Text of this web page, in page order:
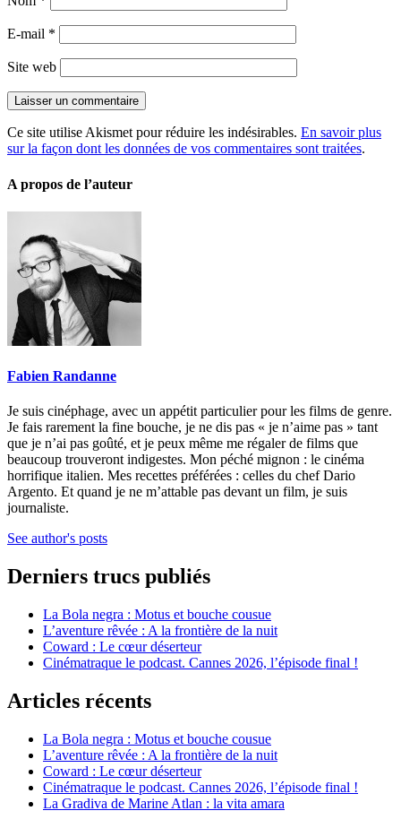
E-mail *
Site web
Ce site utilise Akismet pour réduire les indésirables. En savoir plus
sur la façon dont les données de vos commentaires sont traitées.
A propos de l’auteur
Fabien Randanne
Je suis cinéphage, avec un appétit particulier pour les films de genre.
Je fais rarement la fine bouche, je ne dis pas « je n’aime pas » tant
que je n’ai pas goûté, et je peux même me régaler de films que
beaucoup trouveront indigestes. Mon péché mignon : le cinéma
horrifique italien. Mes recettes préférées : celles du chef Dario
Argento. Et quand je ne m’attable pas devant un film, je suis
journaliste.
See author's posts
Derniers trucs publiés
La Bola negra : Motus et bouche cousue
L’aventure rêvée : A la frontière de la nuit
Coward : Le cœur déserteur
Cinématraque le podcast. Cannes 2026, l’épisode final !
Articles récents
La Bola negra : Motus et bouche cousue
L’aventure rêvée : A la frontière de la nuit
Coward : Le cœur déserteur
Cinématraque le podcast. Cannes 2026, l’épisode final !
La Gradiva de Marine Atlan : la vita amara